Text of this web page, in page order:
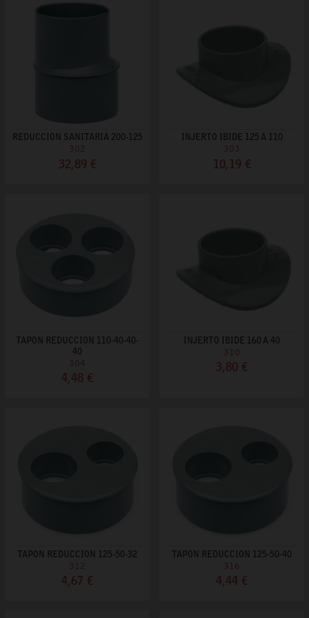
REDUCCION SANITARIA 200-125
302
32,89 €
INJERTO IBIDE 125 A 110
303
10,19 €
TAPON REDUCCION 110-40-40-
40
304
4,48 €
INJERTO IBIDE 160 A 40
310
3,80 €
TAPON REDUCCION 125-50-32
312
4,67 €
TAPON REDUCCION 125-50-40
316
4,44 €